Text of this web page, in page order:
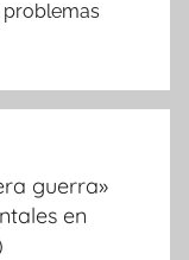
guerra»
en